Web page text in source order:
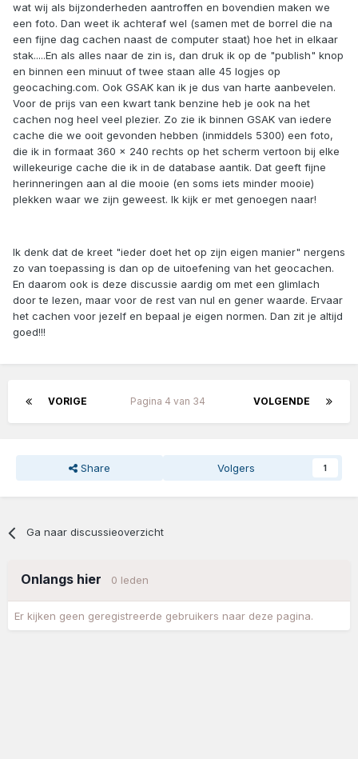
wat wij als bijzonderheden aantroffen en bovendien maken we
een foto. Dan weet ik achteraf wel (samen met de borrel die na
een fijne dag cachen naast de computer staat) hoe het in elkaar
stak.....En als alles naar de zin is, dan druk ik op de "publish" knop
en binnen een minuut of twee staan alle 45 logjes op
geocaching.com. Ook GSAK kan ik je dus van harte aanbevelen.
Voor de prijs van een kwart tank benzine heb je ook na het
cachen nog heel veel plezier. Zo zie ik binnen GSAK van iedere
cache die we ooit gevonden hebben (inmiddels 5300) een foto,
die ik in formaat 360 x 240 rechts op het scherm vertoon bij elke
willekeurige cache die ik in de database aantik. Dat geeft fijne
herinneringen aan al die mooie (en soms iets minder mooie)
plekken waar we zijn geweest. Ik kijk er met genoegen naar!
Ik denk dat de kreet "ieder doet het op zijn eigen manier" nergens
zo van toepassing is dan op de uitoefening van het geocachen.
En daarom ook is deze discussie aardig om met een glimlach
door te lezen, maar voor de rest van nul en gener waarde. Ervaar
het cachen voor jezelf en bepaal je eigen normen. Dan zit je altijd
goed!!!
VORIGE VOLGENDE
Pagina 4 van 34
Share Volgers 1
Ga naar discussieoverzicht
Onlangs hier 0 leden
Er kijken geen geregistreerde gebruikers naar deze pagina.